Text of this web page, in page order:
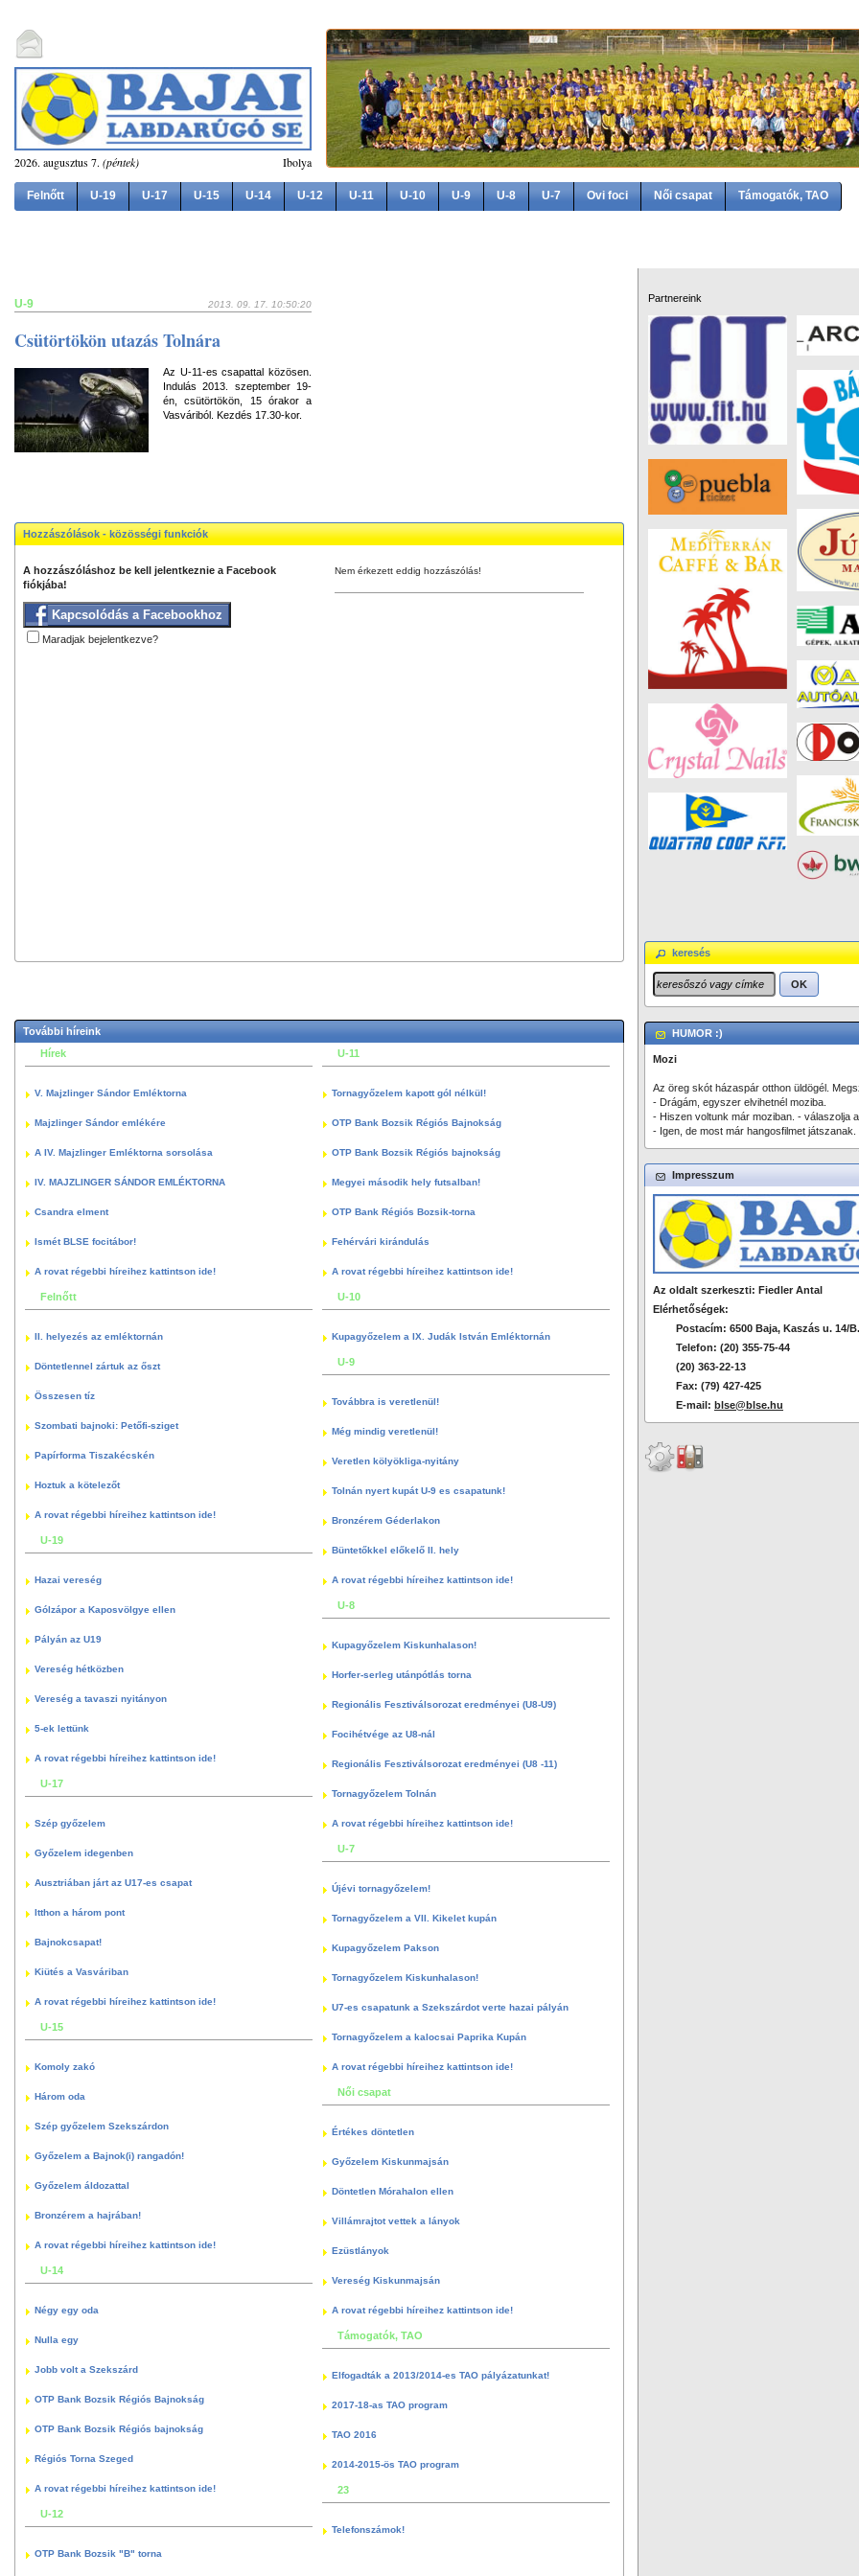
2026. augusztus 7. (péntek) Ibolya
Felnőtt U-19 U-17 U-15 U-14 U-12 U-11 U-10 U-9 U-8 U-7 Ovi foci Női csapat Támogatók, TAO
U-9 2013. 09. 17. 10:50:20
Csütörtökön utazás Tolnára
Az U-11-es csapattal közösen.
Indulás 2013. szeptember 19-
én, csütörtökön, 15 órakor a
Vasváriból. Kezdés 17.30-kor.
Hozzászólások - közösségi funkciók
A hozzászóláshoz be kell jelentkeznie a Facebook
fiókjába!
Kapcsolódás a Facebookhoz
Maradjak bejelentkezve?
Nem érkezett eddig hozzászólás!
További híreink
Hírek
V. Majzlinger Sándor Emléktorna
Majzlinger Sándor emlékére
A IV. Majzlinger Emléktorna sorsolása
IV. MAJZLINGER SÁNDOR EMLÉKTORNA
Csandra elment
Ismét BLSE focitábor!
A rovat régebbi híreihez kattintson ide!
Felnőtt
II. helyezés az emléktornán
Döntetlennel zártuk az őszt
Összesen tíz
Szombati bajnoki: Petőfi-sziget
Papírforma Tiszakécskén
Hoztuk a kötelezőt
A rovat régebbi híreihez kattintson ide!
U-19
Hazai vereség
Gólzápor a Kaposvölgye ellen
Pályán az U19
Vereség hétközben
Vereség a tavaszi nyitányon
5-ek lettünk
A rovat régebbi híreihez kattintson ide!
U-17
Szép győzelem
Győzelem idegenben
Ausztriában járt az U17-es csapat
Itthon a három pont
Bajnokcsapat!
Kiütés a Vasváriban
A rovat régebbi híreihez kattintson ide!
U-15
Komoly zakó
Három oda
Szép győzelem Szekszárdon
Győzelem a Bajnok(i) rangadón!
Győzelem áldozattal
Bronzérem a hajrában!
A rovat régebbi híreihez kattintson ide!
U-14
Négy egy oda
Nulla egy
Jobb volt a Szekszárd
OTP Bank Bozsik Régiós Bajnokság
OTP Bank Bozsik Régiós bajnokság
Régiós Torna Szeged
A rovat régebbi híreihez kattintson ide!
U-12
OTP Bank Bozsik "B" torna
U-11
Tornagyőzelem kapott gól nélkül!
OTP Bank Bozsik Régiós Bajnokság
OTP Bank Bozsik Régiós bajnokság
Megyei második hely futsalban!
OTP Bank Régiós Bozsik-torna
Fehérvári kirándulás
A rovat régebbi híreihez kattintson ide!
U-10
Kupagyőzelem a IX. Judák István Emléktornán
U-9
Továbbra is veretlenül!
Még mindig veretlenül!
Veretlen kölyökliga-nyitány
Tolnán nyert kupát U-9 es csapatunk!
Bronzérem Géderlakon
Büntetőkkel előkelő II. hely
A rovat régebbi híreihez kattintson ide!
U-8
Kupagyőzelem Kiskunhalason!
Horfer-serleg utánpótlás torna
Regionális Fesztiválsorozat eredményei (U8-U9)
Focihétvége az U8-nál
Regionális Fesztiválsorozat eredményei (U8 -11)
Tornagyőzelem Tolnán
A rovat régebbi híreihez kattintson ide!
U-7
Újévi tornagyőzelem!
Tornagyőzelem a VII. Kikelet kupán
Kupagyőzelem Pakson
Tornagyőzelem Kiskunhalason!
U7-es csapatunk a Szekszárdot verte hazai pályán
Tornagyőzelem a kalocsai Paprika Kupán
A rovat régebbi híreihez kattintson ide!
Női csapat
Értékes döntetlen
Győzelem Kiskunmajsán
Döntetlen Mórahalon ellen
Villámrajtot vettek a lányok
Ezüstlányok
Vereség Kiskunmajsán
A rovat régebbi híreihez kattintson ide!
Támogatók, TAO
Elfogadták a 2013/2014-es TAO pályázatunkat!
2017-18-as TAO program
TAO 2016
2014-2015-ös TAO program
23
Telefonszámok!
Partnereink
keresés
OK
HUMOR :)
Mozi
Az öreg skót házaspár otthon üldögél.
- Drágám, egyszer elvihetnél moziba.
- Hiszen voltunk már moziban. - válaszolja
- Igen, de most már hangosfilmet játszanak.
Impresszum
Az oldalt szerkeszti: Fiedler Antal
Elérhetőségek:
Postacím: 6500 Baja, Kaszás u. 14/B.
Telefon: (20) 355-75-44
(20) 363-22-13
Fax: (79) 427-425
E-mail: blse@blse.hu